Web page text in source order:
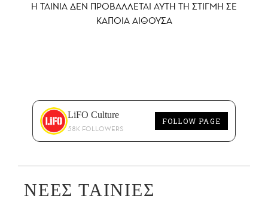
Η ΤΑΙΝΙΑ ΔΕΝ ΠΡΟΒΑΛΛΕΤΑΙ AYTH ΤΗ ΣΤΙΓΜΗ ΣΕ
ΚΑΠΟΙΑ ΑΙΘΟΥΣΑ
LiFO Culture
58K FOLLOWERS
FOLLOW PAGE
ΝΕΕΣ ΤΑΙΝΙΕΣ